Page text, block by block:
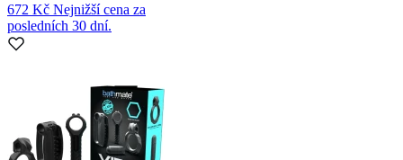
672 Kč Nejnižší cena za
posledních 30 dní.